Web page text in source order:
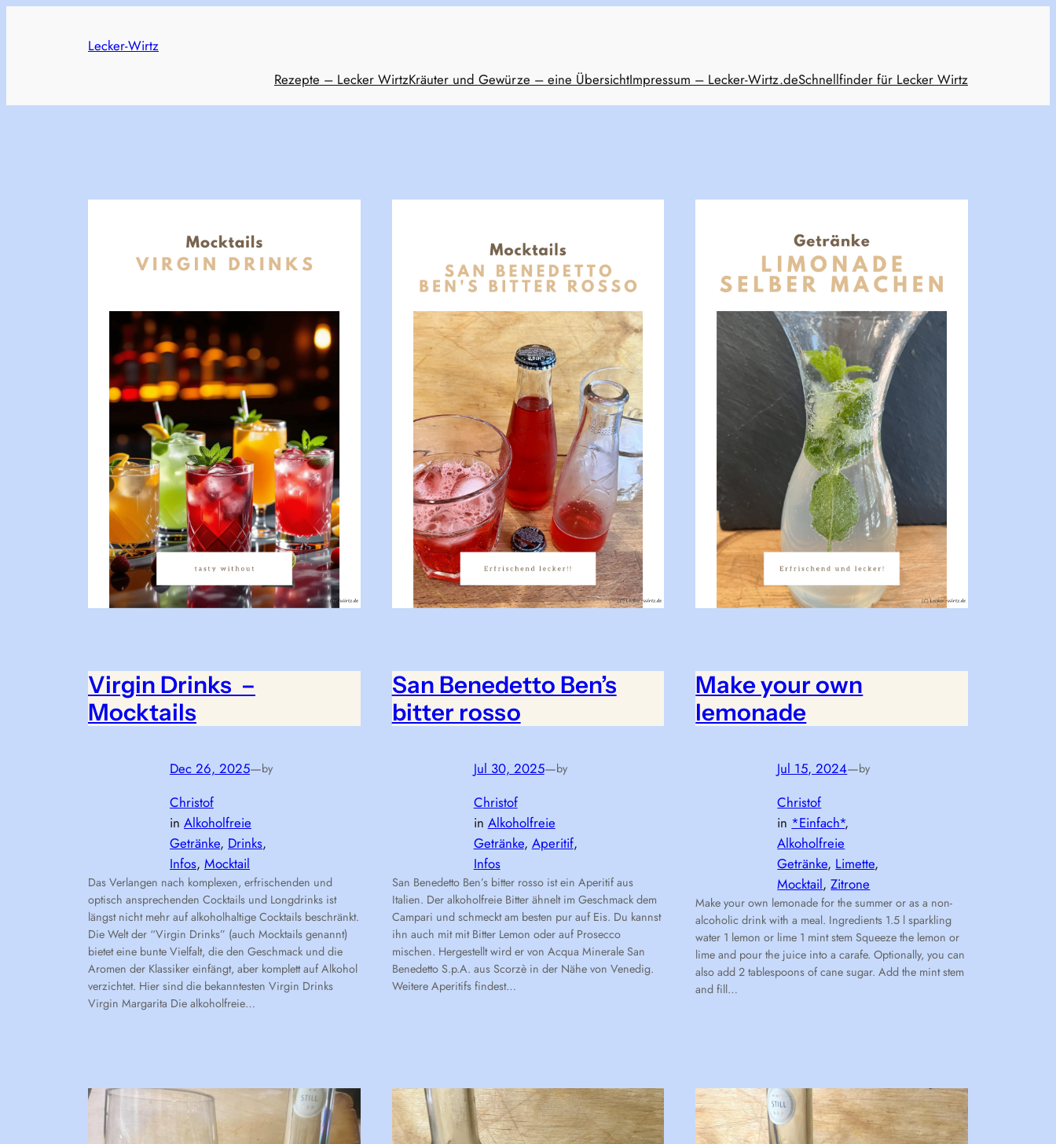
Lecker-Wirtz
Rezepte – Lecker WirtzKräuter und Gewürze – eine ÜbersichtImpressum – Lecker-Wirtz.deSchnellfinder für Lecker Wirtz
Virgin Drinks –
Mocktails
Dec 26, 2025—by
Christof
in Alkoholfreie
Getränke, Drinks
Infos, Mocktail
Das Verlangen nach komplexen, erfrischenden und
optisch ansprechenden Cocktails und Longdrinks ist
längst nicht mehr auf alkoholhaltige Cocktails beschränkt.
Die Welt der “Virgin Drinks” (auch Mocktails genannt)
bietet eine bunte Vielfalt, die den Geschmack und die
Aromen der Klassiker einfängt, aber komplett auf Alkohol
verzichtet. Hier sind die bekanntesten Virgin Drinks
Virgin Margarita Die alkoholfreie…
San Benedetto Ben’s
bitter rosso
Jul 30, 2025—by
Christof
in Alkoholfreie
Getränke, Aperitif
Infos
San Benedetto Ben’s bitter rosso ist ein Aperitif aus
Italien. Der alkoholfreie Bitter ähnelt im Geschmack dem
Campari und schmeckt am besten pur auf Eis. Du kannst
ihn auch mit mit Bitter Lemon oder auf Prosecco
mischen. Hergestellt wird er von Acqua Minerale San
Benedetto S.p.A. aus Scorzè in der Nähe von Venedig.
Weitere Aperitifs findest…
Make your own
lemonade
Jul 15, 2024—by
Christof
in *Einfach*
Alkoholfreie
Getränke, Limette
Mocktail, Zitrone
Make your own lemonade for the summer or as a non-
alcoholic drink with a meal. Ingredients 1.5 l sparkling
water 1 lemon or lime 1 mint stem Squeeze the lemon or
lime and pour the juice into a carafe. Optionally, you can
also add 2 tablespoons of cane sugar. Add the mint stem
and fill…